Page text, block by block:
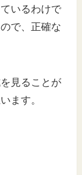
いるわけで
で、正確な
見ることが
ます。